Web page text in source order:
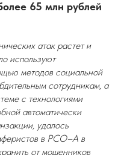
65 млн рублей
атак растет и
используют
методов социальной
сотрудникам, а
с технологиями
автоматически
удалось
в РСО–А в
от мошенников